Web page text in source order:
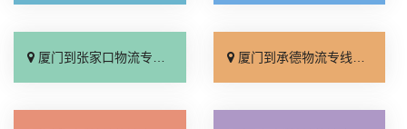
厦门到张家口物流专线_全境派送「多久能到」 厦门到承德物流专线_专业调车「合理收费」